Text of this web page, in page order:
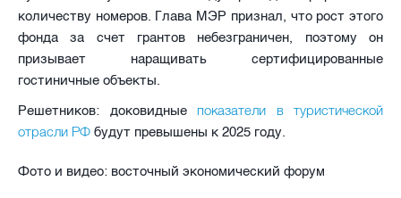
количеству номеров. Глава МЭР признал, что рост этого
фонда за счет грантов небезграничен, поэтому он
призывает наращивать сертифицированные
гостиничные объекты.
Решетников: доковидные показатели в туристической
отрасли РФ будут превышены к 2025 году.
Фото и видео: восточный экономический форум